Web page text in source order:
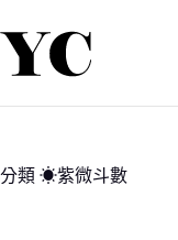
至
分類 ☀紫微斗數